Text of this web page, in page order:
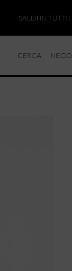
SALDI IN TUTTI I
CERCA